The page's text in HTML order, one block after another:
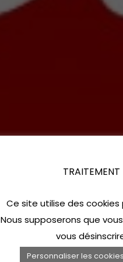
Ce site utilise des
Nous supposerons que
vous
Personnaliser les cookies